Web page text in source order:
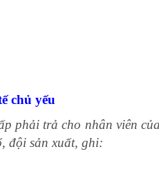
chủ yếu
phải trả cho nhân viên
đội sản xuất, ghi: